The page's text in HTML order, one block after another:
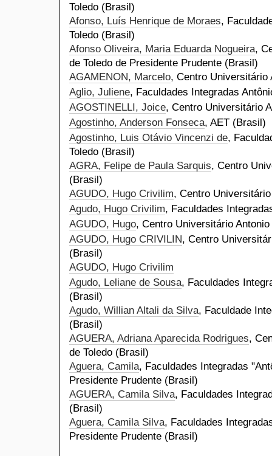
Toledo (Brasil)
Afonso, Luís Henrique de Moraes,
Toledo (Brasil)
Afonso Oliveira, Maria Eduarda Nogueira,
de Toledo de Presidente Prudente (Brasil)
AGAMENON, Marcelo, Centro Universitário
Aglio, Juliene, Faculdades Integradas
AGOSTINELLI, Joice, Centro Universitário
Agostinho, Anderson Fonseca, AET (Brasil)
Agostinho, Luis Otávio Vincenzi de,
Toledo (Brasil)
AGRA, Felipe de Paula Sarquis, Centro
(Brasil)
AGUDO, Hugo Crivilim, Centro
Agudo, Hugo Crivilim, Faculdades
AGUDO, Hugo, Centro Universitário
AGUDO, Hugo CRIVILIN, Centro
(Brasil)
AGUDO, Hugo Crivilim
Agudo, Leliane de Sousa, Faculdades
(Brasil)
Agudo, Willian Altali da Silva, Faculdade
(Brasil)
AGUERA, Adriana Aparecida Rodrigues,
de Toledo (Brasil)
Aguera, Camila, Faculdades Integradas
Presidente Prudente (Brasil)
AGUERA, Camila Silva, Faculdades
(Brasil)
Aguera, Camila Silva, Faculdades
Presidente Prudente (Brasil)